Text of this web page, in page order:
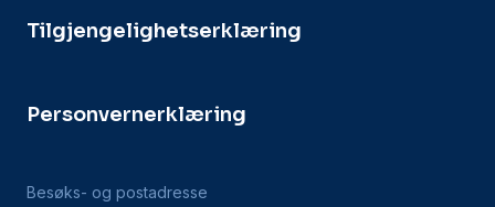
Tilgjengelighetserklæring
Personvernerklæring
Besøks- og postadresse